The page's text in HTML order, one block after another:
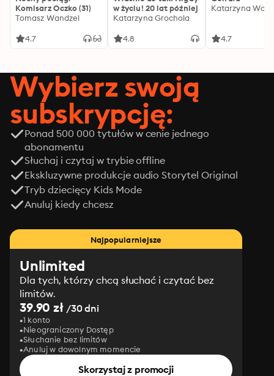
Komisarz Oczko (31)
Tomasz Wandzel
4.7
w życiu! 20 lat później
Katarzyna Grochola
4.8
Katarzyna
4.7
Wybierz swoją
subskrypcję:
Ponad 500 000 tytułów w cenie jednego
abonamentu
Słuchaj i czytaj w trybie offline
Ekskluzywne produkcje audio Storytel Original
Tryb dziecięcy Kids Mode
Anuluj kiedy chcesz
Najpopularniejsze
Unlimited
Dla tych, którzy chcą słuchać i czytać bez
limitów.
39.90 zł/30 dni
1 konto
Nieograniczony Dostęp
Słuchanie bez limitów
Anuluj w dowolnym momencie
Skorzystaj z promocji